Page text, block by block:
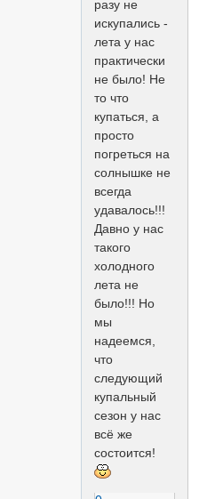
разу не
искупались -
лета у нас
практически
не было! Не
то что
купаться, а
просто
погреться на
солнышке не
всегда
удавалось!!!
Давно у нас
такого
холодного
лета не
было!!! Но
мы
надеемся,
что
следующий
купальный
сезон у нас
всё же
состоится!